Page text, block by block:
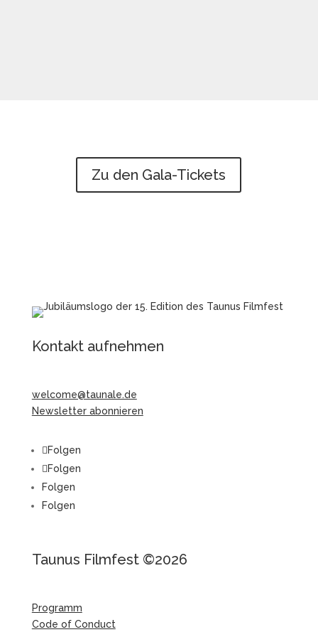
Zu den Gala-Tickets
Kontakt aufnehmen
welcome@taunale.de
Newsletter abonnieren
Folgen
Folgen
Folgen
Folgen
Taunus Filmfest ©2026
Programm
Code of Conduct